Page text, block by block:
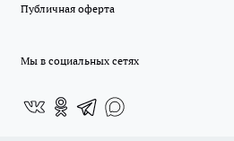
Публичная оферта
Мы в социальных сетях